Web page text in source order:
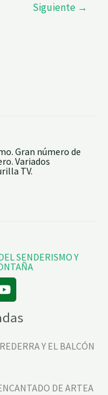
Siguiente →
Gran número de
Variados
TV.
Y EL BALCÓN
DE ARTEA